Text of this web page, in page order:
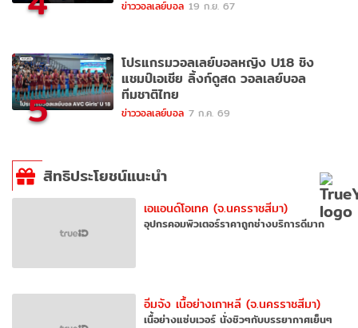
ข่าววอลเลย์บอล 19 ก.ย. 67
5
โปรแกรมวอลเลย์บอลหญิง U18 ชิง
แชมป์เอเชีย ลิ้งก์ดูสด วอลเลย์บอล
ทีมชาติไทย
ข่าววอลเลย์บอล 7 ก.ค. 69
สิทธิประโยชน์แนะนำ
เอแอนด์โอเทค (จ.นครราชสีมา)
อุปกรคอมพิวเตอร์ราคาถูกช่างบริการดีมาก
อิ่มจัง เนื้อย่างเกาหลี (จ.นครราชสีมา)
เนื้อย่างแซ่บเวอร์ นั่งชิวๆกับบรรยากาศเย็นๆ